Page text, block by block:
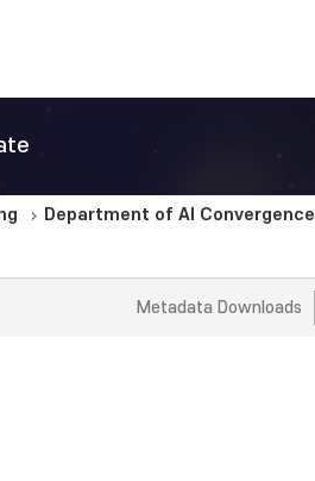
Department of AI Convergence
Metadata Downloads